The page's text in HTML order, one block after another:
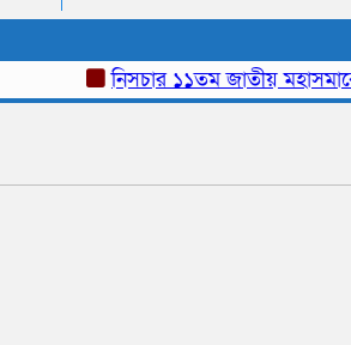
নিসচার ১১তম জাতীয় মহাসমাবেশ